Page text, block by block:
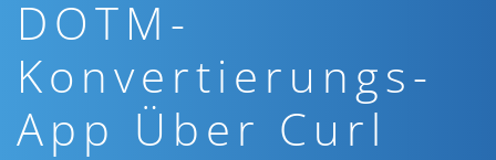
DOTM-
Konvertierungs-
App Über Curl